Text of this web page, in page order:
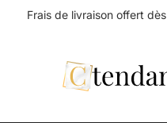
Frais de livraison offert dès